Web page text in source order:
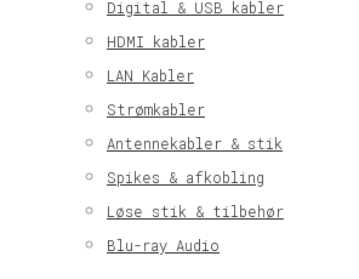
Digital & USB kabler
HDMI kabler
LAN Kabler
Strømkabler
Antennekabler & stik
Spikes & afkobling
Løse stik & tilbehør
Blu-ray Audio